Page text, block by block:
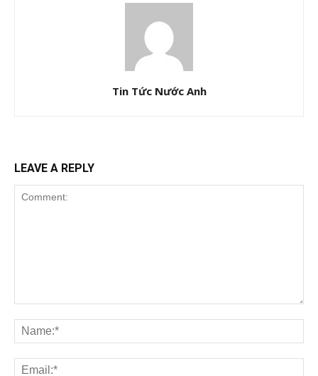
Tin Tức Nước Anh
LEAVE A REPLY